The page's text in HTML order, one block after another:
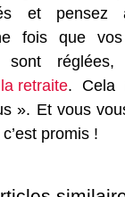
et
fois que
sont réglées,
la retraite. Cela
». Et vous
promis !